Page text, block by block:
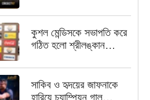
কুশল মেন্ডিসকে সভাপতি করে
গঠিত হলো শ্রীলঙ্কান
অ্যাসোসিয়েশন
সাকিব ও হৃদয়ের জাফনাকে
হারিয়ে চ্যাম্পিয়ন গাল